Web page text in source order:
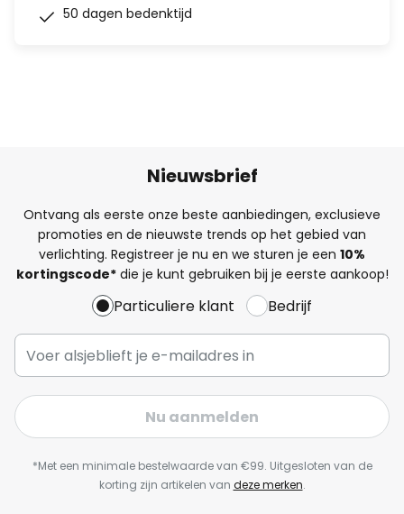
50 dagen bedenktijd
Nieuwsbrief
Ontvang als eerste onze beste aanbiedingen, exclusieve
promoties en de nieuwste trends op het gebied van
verlichting. Registreer je nu en we sturen je een 10%
kortingscode*die je kunt gebruiken bij je eerste aankoop!
Particuliere klant Bedrijf
Nu aanmelden
*Met een minimale bestelwaarde van €99. Uitgesloten van de
korting zijn artikelen van deze merken.